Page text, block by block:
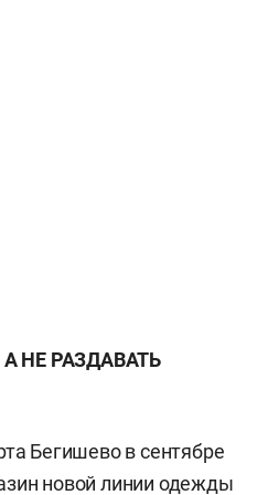
НЕ РАЗДАВАТЬ
Бегишево в сентябре
новой линии одежды